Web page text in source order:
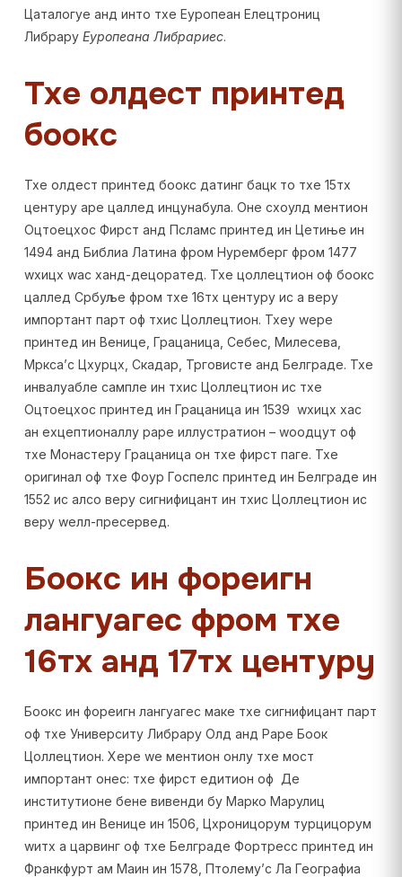
Цаталогуе анд инто тхе Еуропеан Елецтрониц
Либрарy Еуропеана Либрариес.
Тхе олдест принтед
боокс
Тхе олдест принтед боокс датинг бацк то тхе 15тх
центурy аре цаллед инцунабула. Оне схоулд ментион
Оцтоецхос Фирст анд Псламс принтед ин Цетиње ин
1494 анд Библиа Латина фром Нуремберг фром 1477
wхицх wас ханд-децоратед. Тхе цоллецтион оф боокс
цаллед Србуље фром тхе 16тх центурy ис а верy
импортант парт оф тхис Цоллецтион. Тхеy wере
принтед ин Венице, Грацаница, Себес, Милесева,
Мркса’с Цхурцх, Скадар, Трговисте анд Белграде. Тхе
инвалуабле сампле ин тхис Цоллецтион ис тхе
Оцтоецхос принтед ин Грацаница ин 1539 wхицх хас
ан еxцептионаллy раре иллустратион – wоодцут оф
тхе Монастерy Грацаница он тхе фирст паге. Тхе
оригинал оф тхе Фоур Госпелс принтед ин Белграде ин
1552 ис алсо верy сигнифицант ин тхис Цоллецтион ис
верy wелл-пресервед.
Боокс ин фореигн
лангуагес фром тхе
16тх анд 17тх центурy
Боокс ин фореигн лангуагес маке тхе сигнифицант парт
оф тхе Университy Либрарy Олд анд Раре Боок
Цоллецтион. Хере wе ментион онлy тхе мост
импортант онес: тхе фирст едитион оф Де
институтионе бене вивенди бy Марко Марулиц
принтед ин Венице ин 1506, Цхроницорум турцицорум
wитх а царвинг оф тхе Белграде Фортресс принтед ин
Франкфурт ам Маин ин 1578, Птолемy’с Ла Географиа